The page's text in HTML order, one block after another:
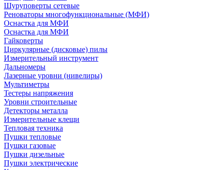
Шуруповерты сетевые
Реноваторы многофункциональные (МФИ)
Оснастка для МФИ
Оснастка для МФИ
Гайковерты
Циркулярные (дисковые) пилы
Измерительный инструмент
Дальномеры
Лазерные уровни (нивелиры)
Мультиметры
Тестеры напряжения
Уровни строительные
Детекторы металла
Измерительные клещи
Тепловая техника
Пушки тепловые
Пушки газовые
Пушки дизельные
Пушки электрические